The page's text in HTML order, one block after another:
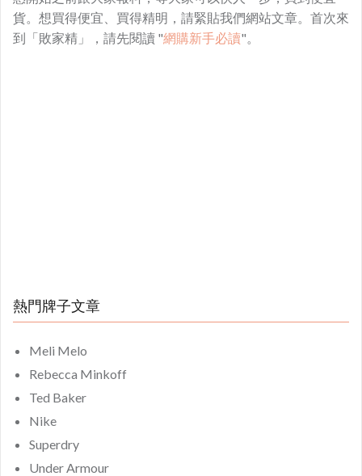
貨。想買得便宜、買得精明，請緊貼我們網站文章。首次來
到「敗家精」，請先閱讀 "網購新手必讀"。
熱門牌子文章
Meli Melo
Rebecca Minkoff
Ted Baker
Nike
Superdry
Under Armour